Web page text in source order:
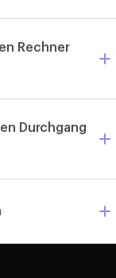
Rechner
Durchgang